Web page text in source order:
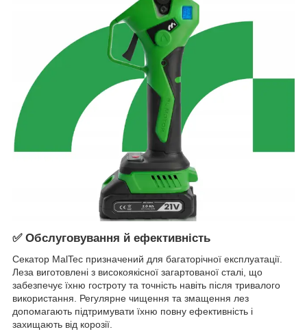
✅ Обслуговування й ефективність
Секатор MalTec призначений для багаторічної експлуатації.
Леза виготовлені з високоякісної загартованої сталі, що
забезпечує їхню гостроту та точність навіть після тривалого
використання. Регулярне чищення та змащення лез
допомагають підтримувати їхню повну ефективність і
захищають від корозії.